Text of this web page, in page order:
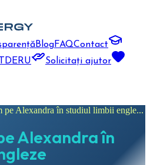
BlogFAQContact
DERU
Solicitați ajutor
pe Alexandra în studiul limbii engle...
Alexandra în